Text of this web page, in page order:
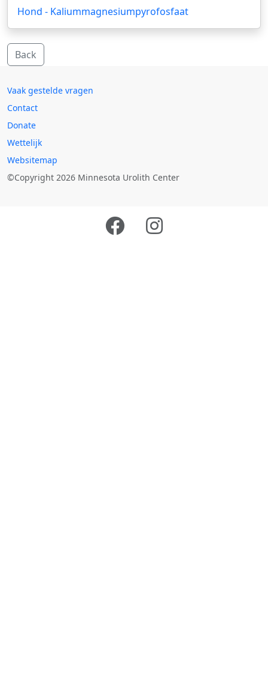
Hond - Kaliummagnesiumpyrofosfaat
Back
Vaak gestelde vragen
Contact
Donate
Wettelijk
Websitemap
©Copyright 2026 Minnesota Urolith Center